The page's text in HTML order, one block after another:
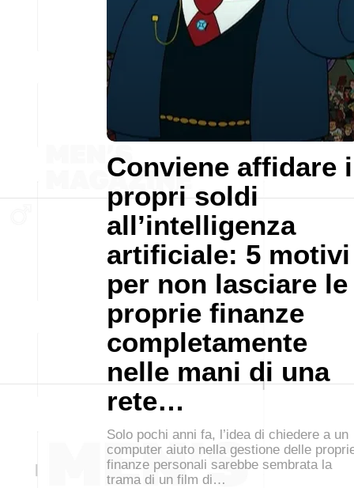
Conviene affidare i
propri soldi
all’intelligenza
artificiale: 5 motivi
per non lasciare le
proprie finanze
completamente
nelle mani di una
rete…
Solo pochi anni fa, l’idea di chiedere a un
computer aiuto nella gestione delle
finanze personali sarebbe sembrata la
trama di un film di…